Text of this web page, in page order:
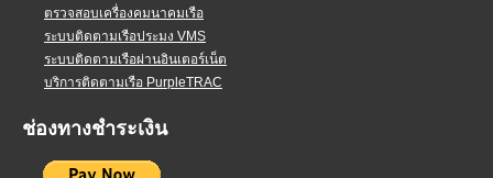
ตรวจสอบเครื่องคมนาคมเรือ
ระบบติดตามเรือประมง VMS
ระบบติดตามเรือผ่านอินเตอร์เน็ต
บริการติดตามเรือ PurpleTRAC
ช่องทางชำระเงิน